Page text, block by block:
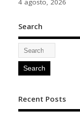
4 agosto, 2026
Search
Recent Posts